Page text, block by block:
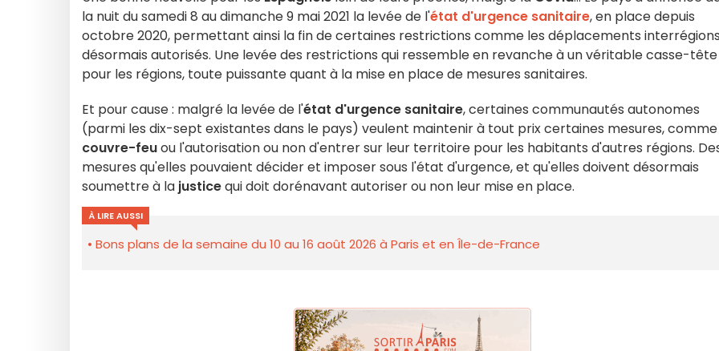
la nuit du samedi 8 au dimanche 9 mai 2021 la levée de l'état d'urgence sanitaire, en place depuis
octobre 2020, permettant ainsi la fin de certaines restrictions comme les déplacements
désormais autorisés. Une levée des restrictions qui ressemble en revanche à un véritable casse-tête
pour les régions, toute puissante quant à la mise en place de mesures sanitaires.
Et pour cause : malgré la levée de l'état d'urgence sanitaire, certaines communautés autonomes
(parmi les dix-sept existantes dans le pays) veulent maintenir à tout prix certaines mesures,
couvre-feuou l'autorisation ou non d'entrer sur leur territoire pour les habitants d'autres régions.
mesures qu'elles pouvaient décider et imposer sous l'état d'urgence, et qu'elles doivent désormais
soumettre à la justicequi doit dorénavant autoriser ou non leur mise en place.
À LIRE AUSSI
Bons plans de la semaine du 10 au 16 août 2026 à Paris et en Île-de-France